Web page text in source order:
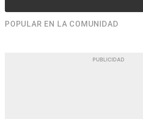
POPULAR EN LA COMUNIDAD
PUBLICIDAD